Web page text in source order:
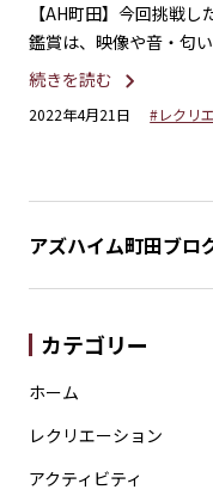
【AH町田】今回挑戦
鑑賞は、映像や音・匂
ただく企画です☆
続きを読む
2022年4月21日 #レクリ
アズハイム町田ブロ
カテゴリー
ホーム
レクリエーション
アクティビティ